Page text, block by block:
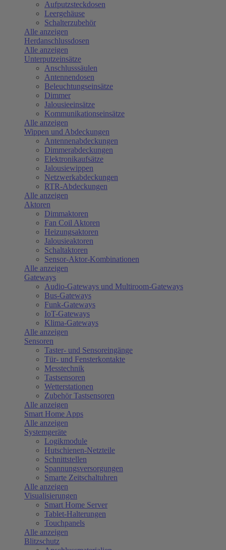
Aufputzsteckdosen
Leergehäuse
Schalterzubehör
Alle anzeigen
Herdanschlussdosen
Alle anzeigen
Unterputzeinsätze
Anschlusssäulen
Antennendosen
Beleuchtungseinsätze
Dimmer
Jalousieeinsätze
Kommunikationseinsätze
Alle anzeigen
Wippen und Abdeckungen
Antennenabdeckungen
Dimmerabdeckungen
Elektronikaufsätze
Jalousiewippen
Netzwerkabdeckungen
RTR-Abdeckungen
Alle anzeigen
Aktoren
Dimmaktoren
Fan Coil Aktoren
Heizungsaktoren
Jalousieaktoren
Schaltaktoren
Sensor-Aktor-Kombinationen
Alle anzeigen
Gateways
Audio-Gateways und Multiroom-Gateways
Bus-Gateways
Funk-Gateways
IoT-Gateways
Klima-Gateways
Alle anzeigen
Sensoren
Taster- und Sensoreingänge
Tür- und Fensterkontakte
Messtechnik
Tastsensoren
Wetterstationen
Zubehör Tastsensoren
Alle anzeigen
Smart Home Apps
Alle anzeigen
Systemgeräte
Logikmodule
Hutschienen-Netzteile
Schnittstellen
Spannungsversorgungen
Smarte Zeitschaltuhren
Alle anzeigen
Visualisierungen
Smart Home Server
Tablet-Halterungen
Touchpanels
Alle anzeigen
Blitzschutz